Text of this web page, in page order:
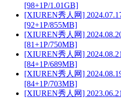
[98+1P/1.01GB]
[XIUREN秀人网]
[92+1P/855MB]
[XIUREN秀人网]
[81+1P/750MB]
[XIUREN秀人网]
[84+1P/689MB]
[XIUREN秀人网]
[84+1P/703MB]
[XIUREN秀人网]